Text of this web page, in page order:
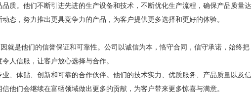
。他们不断引进先进的生产设备和技术，不断优化生产流程，确保产品质量达
态，努力推出更具竞争力的产品，为客户提供更多选择和更好的体验。
是他们的信誉保证和可靠性。公司以诚信为本，恪守合同，信守承诺，始终把
人信服，让客户放心选择与合作。
、体贴、创新和可靠的合作伙伴。他们的技术实力、优质服务、产品质量以及信
他们会继续在富硒领域做出更多的贡献，为客户带来更多惊喜与满意。